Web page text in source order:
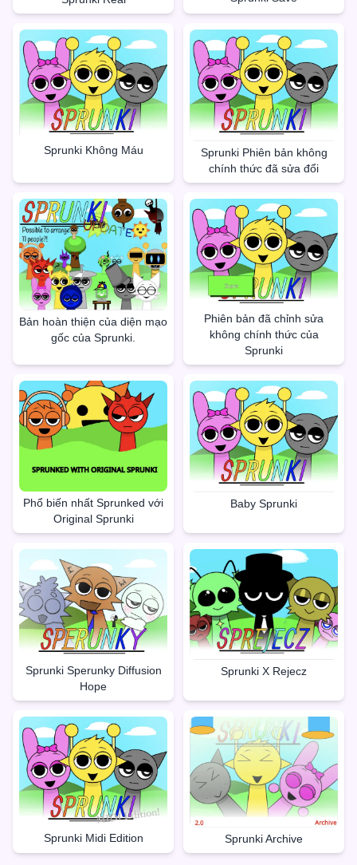
Sprunki Không Máu
Sprunki Phiên bản không
chính thức đã sửa đổi
Bản hoàn thiện của diện mạo
gốc của Sprunki.
Phiên bản đã chỉnh sửa
không chính thức của
Sprunki
Phổ biến nhất Sprunked với
Original Sprunki
Baby Sprunki
Sprunki Sperunky Diffusion
Hope
Sprunki X Rejecz
Sprunki Midi Edition Sprunki Archive